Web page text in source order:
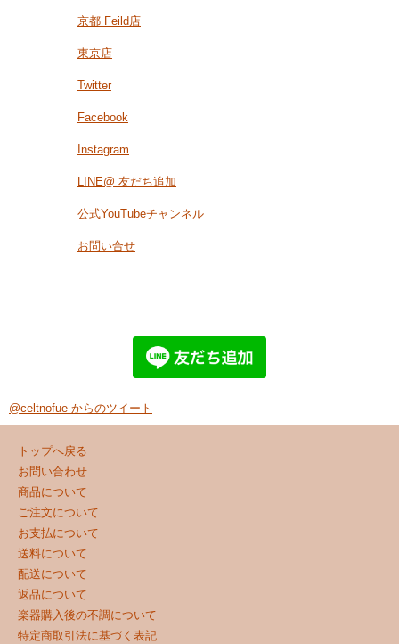
京都 Feild店
東京店
Twitter
Facebook
Instagram
LINE@ 友だち追加
公式YouTubeチャンネル
お問い合せ
@celtnofue からのツイート
トップへ戻る
お問い合わせ
商品について
ご注文について
お支払について
送料について
配送について
返品について
楽器購入後の不調について
特定商取引法に基づく表記